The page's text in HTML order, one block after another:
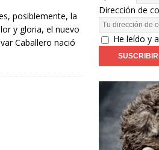
FESTIVALES
posiblemente, la
y gloria, el nuevo
Caballero nació
Dirección de
He leído y